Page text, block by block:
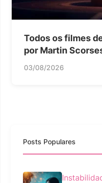
Todos os filmes
por Martin
03/08/2026
Posts Populares